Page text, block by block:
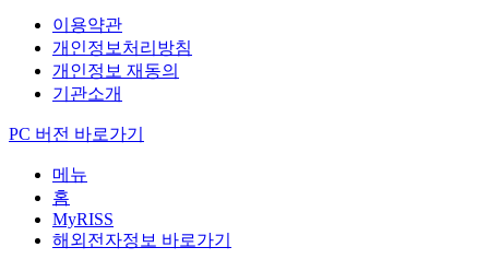
이용약관
개인정보처리방침
개인정보 재동의
기관소개
PC 버전 바로가기
메뉴
홈
MyRISS
해외전자정보 바로가기